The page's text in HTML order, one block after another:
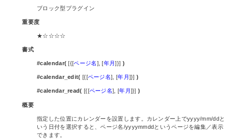
ブロック型プラグイン
重要度
★☆☆☆☆
書式
#calendar( [{[ページ名], [年月]}] )
#calendar_edit( [{[ページ名], [年月 ]}])
#calendar_read( [{[ページ名], [年月 ]}])
概要
指定した位置にカレンダーを設置します。カレンダー上でyyyy/mm/ddと
いう日付を選択すると、ページ名/yyyymmddというページを編集／表示
できます。